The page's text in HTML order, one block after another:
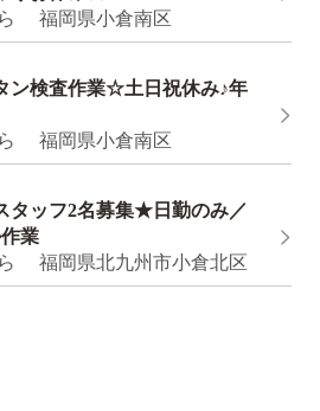
福岡県小倉南区
検査作業☆⼟⽇祝休み♪年
福岡県小倉南区
タッフ2名募集★日勤のみ／
業
福岡県北九州市小倉北区